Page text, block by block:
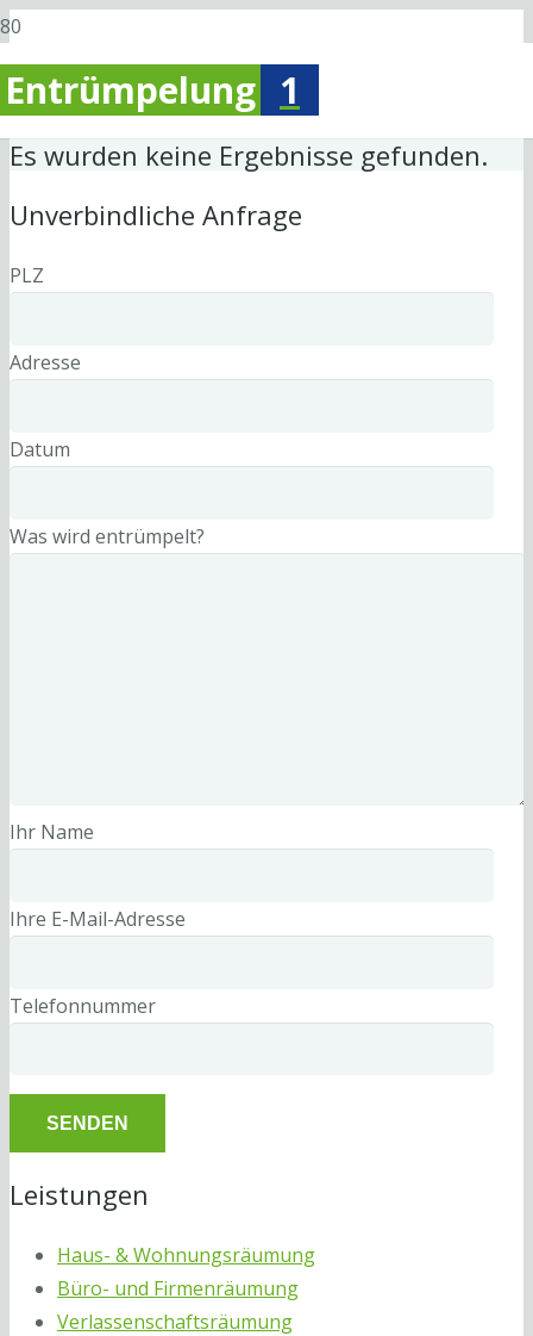
Entrümpelung 1
Es wurden keine Ergebnisse gefunden.
Unverbindliche Anfrage
PLZ
Adresse
Datum
Was wird entrümpelt?
Ihr Name
Ihre E-Mail-Adresse
Telefonnummer
Leistungen
Haus- & Wohnungsräumung
Büro- und Firmenräumung
Verlassenschaftsräumung